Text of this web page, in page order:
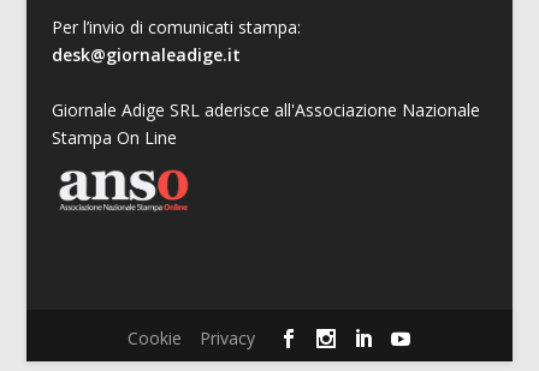
Per l’invio di comunicati stampa:
desk@giornaleadige.it
Giornale Adige SRL aderisce all'Associazione Nazionale
Stampa On Line
Cookie Privacy